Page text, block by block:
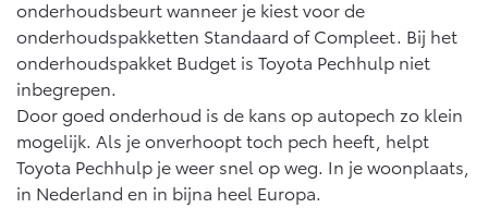
Vanaf € 89.986,-
onderhoudsbeurt wanneer je kiest voor de
onderhoudspakketten Standaard of Compleet. Bij het
onderhoudspakket Budget is Toyota Pechhulp niet
inbegrepen.
Door goed onderhoud is de kans op autopech zo klein
mogelijk. Als je onverhoopt toch pech heeft, helpt
Toyota Pechhulp je weer snel op weg. In je woonplaats,
in Nederland en in bijna heel Europa.